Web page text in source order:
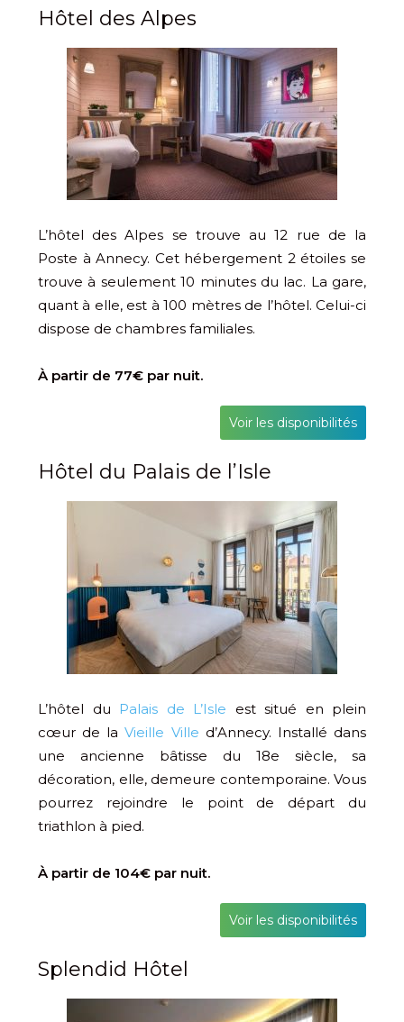
Hôtel des Alpes
L’hôtel des Alpes se trouve au 12 rue de la
Poste à Annecy. Cet hébergement 2 étoiles se
trouve à seulement 10 minutes du lac. La gare,
quant à elle, est à 100 mètres de l’hôtel. Celui-ci
dispose de chambres familiales.
À partir de 77€ par nuit.
Voir les disponibilités
Hôtel du Palais de l’Isle
L’hôtel du Palais de L’Isle est situé en plein
cœur de laVieille Ville d’Annecy. Installé dans
une ancienne bâtisse du 18e siècle, sa
décoration, elle, demeure contemporaine. Vous
pourrez rejoindre le point de départ du
triathlon à pied.
À partir de 104€ par nuit.
Voir les disponibilités
Splendid Hôtel